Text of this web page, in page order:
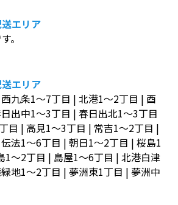
エリア
。
エリア
九条1～7丁目 | 北港1～2丁目 | 酉
出中1～3丁目 | 春日出北1～3丁目
目 | 高見1～3丁目 | 常吉1～2丁目 |
法1～6丁目 | 朝日1～2丁目 | 桜島1
1～2丁目 | 島屋1～6丁目 | 北港白津
地1～2丁目 | 夢洲東1丁目 | 夢洲中